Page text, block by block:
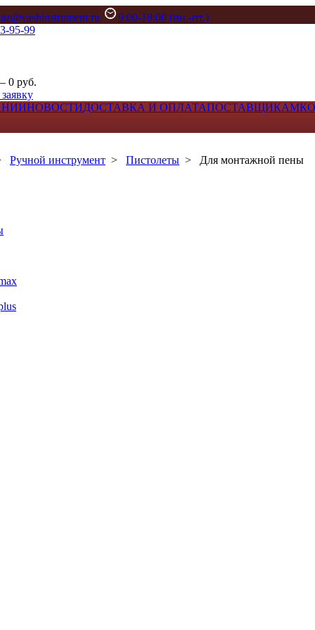
9:00-18:00 (пн.-пт.)
95-99
0 руб.
НОВОСТИДОСТАВКА И ОПЛАТАПОСТАВЩИКАМ
Ручной инструмент > Пистолеты > Для монтажной пены